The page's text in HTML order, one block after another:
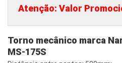
Atenção: Valor
Torno mecânico marca
MS-175S